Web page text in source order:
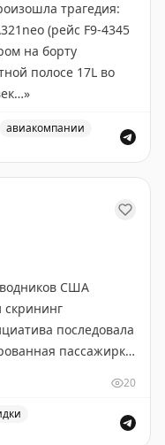
(рейс F9-4345
на борту
полосе 17L во
»
авиакомпании
США
скрининг
последовала
пассажирка
уведомлять
проверять
20